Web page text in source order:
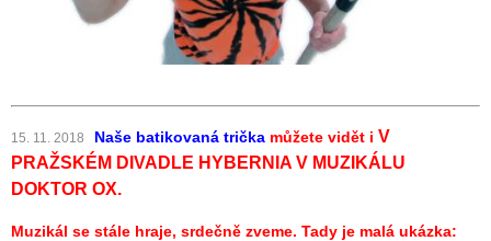
15. 11. 2018 Naše batikovaná trička můžete vidět i V
PRAŽSKÉM DIVADLE HYBERNIA V MUZIKÁLU
DOKTOR OX.
Muzikál se stále hraje, srdečně zveme. Tady je malá ukázka: